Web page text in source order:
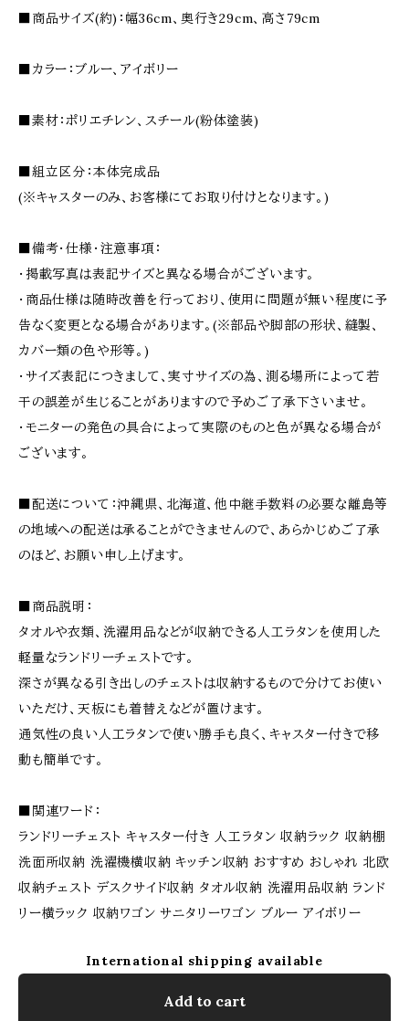
■商品サイズ(約)：幅36cm、奥行き29cm、高さ79cm
■カラー：ブルー、アイボリー
■素材：ポリエチレン、スチール(粉体塗装)
■組立区分：本体完成品
(※キャスターのみ、お客様にてお取り付けとなります。)
■備考・仕様・注意事項：
・掲載写真は表記サイズと異なる場合がございます。
・商品仕様は随時改善を行っており、使用に問題が無い程度に予
告なく変更となる場合があります。(※部品や脚部の形状、縫製、
カバー類の色や形等。)
・サイズ表記につきまして、実寸サイズの為、測る場所によって若
干の誤差が生じることがありますので予めご了承下さいませ。
・モニターの発色の具合によって実際のものと色が異なる場合が
ございます。
■配送について：沖縄県、北海道、他中継手数料の必要な離島等
の地域への配送は承ることができませんので、あらかじめご了承
のほど、お願い申し上げます。
■商品説明：
タオルや衣類、洗濯用品などが収納できる人工ラタンを使用した
軽量なランドリーチェストです。
深さが異なる引き出しのチェストは収納するもので分けてお使い
いただけ、天板にも着替えなどが置けます。
通気性の良い人工ラタンで使い勝手も良く、キャスター付きで移
動も簡単です。
■関連ワード：
ランドリーチェスト キャスター付き 人工ラタン 収納ラック 収納棚
洗面所収納 洗濯機横収納 キッチン収納 おすすめ おしゃれ 北欧
収納チェスト デスクサイド収納 タオル収納 洗濯用品収納 ランド
リー横ラック 収納ワゴン サニタリーワゴン ブルー アイボリー
International shipping available
Add to cart